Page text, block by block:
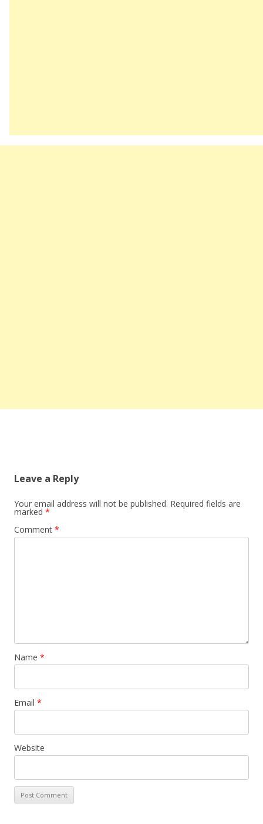
Leave a Reply
Your email address will not be published. Required fields are
marked *
Comment *
Name *
Email *
Website